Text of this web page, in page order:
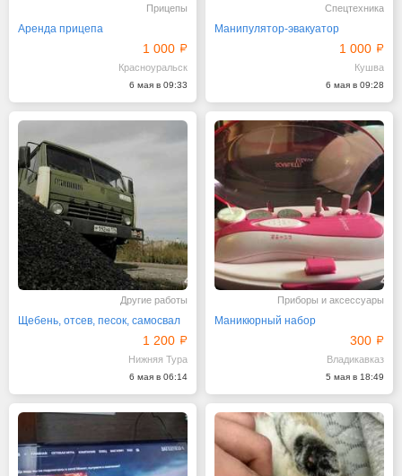
Прицепы
Аренда прицепа
1 000
Красноуральск
6 мая в 09:33
Спецтехника
Манипулятор-эвакуатор
1 000
Кушва
6 мая в 09:28
Другие работы
Щебень, отсев, песок, самосвал
1 200
Нижняя Тура
6 мая в 06:14
Приборы и аксессуары
Маникюрный набор
300
Владикавказ
5 мая в 18:49